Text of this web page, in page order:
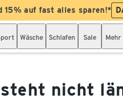
15% auf fast alles sparen!*
Wäsche Schlafen Sale Mehr
nicht